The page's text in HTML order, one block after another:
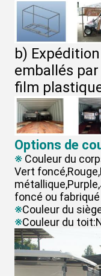
b)
emballés
film
Options de
※ Couleur du
Vert
foncé ou
※Couleur du
※Couleur du